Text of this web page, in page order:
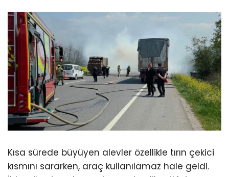
Kısa sürede büyüyen alevler özellikle tırın çekici
kısmını sararken, araç kullanılamaz hale geldi.